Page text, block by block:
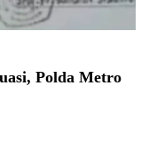
Polda Metro